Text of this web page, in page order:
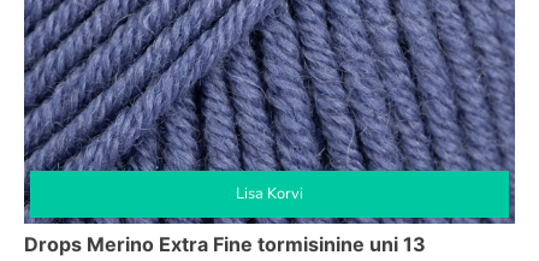
Lisa Korvi
Drops Merino Extra Fine tormisinine uni 13